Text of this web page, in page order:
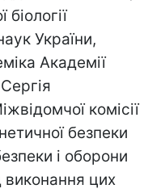
біології
України,
Академії
комісії
безпеки
і оборони
виконання цих